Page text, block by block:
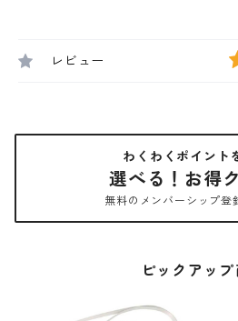
レビュー
わくわくポイント
選べる！お得
無料のメンバーシップ登
ピックアップ